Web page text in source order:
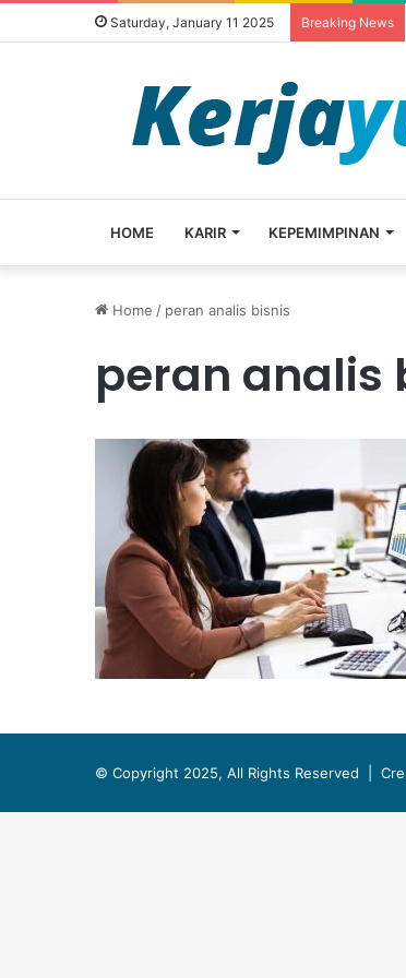
Saturday, January 11 2025 Breaking News
HOME KARIR KEPEMIMPINAN
Home / peran analis bisnis
peran analis
© Copyright 2025, All Rights Reserved |